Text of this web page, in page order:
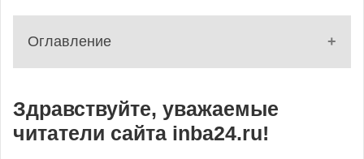
Электроника
Игры,
Оглавление
2 - Странный: История Эла Янковича
3 - Затерянный город
Здравствуйте, уважаемые
читатели сайта inba24.ru!